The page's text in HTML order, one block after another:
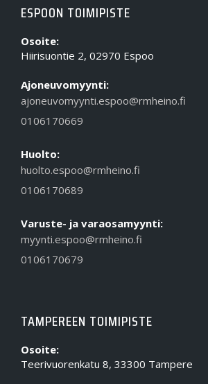
ESPOON TOIMIPISTE
Osoite:
Hiirisuontie 2, 02970 Espoo
Ajoneuvomyynti:
ajoneuvomyynti.espoo@rmheino.fi
0106170669
Huolto:
huolto.espoo@rmheino.fi
0106170689
Varuste- ja varaosamyynti:
myynti.espoo@rmheino.fi
0106170679
TAMPEREEN TOIMIPISTE
Osoite:
Teerivuorenkatu 8, 33300 Tampere